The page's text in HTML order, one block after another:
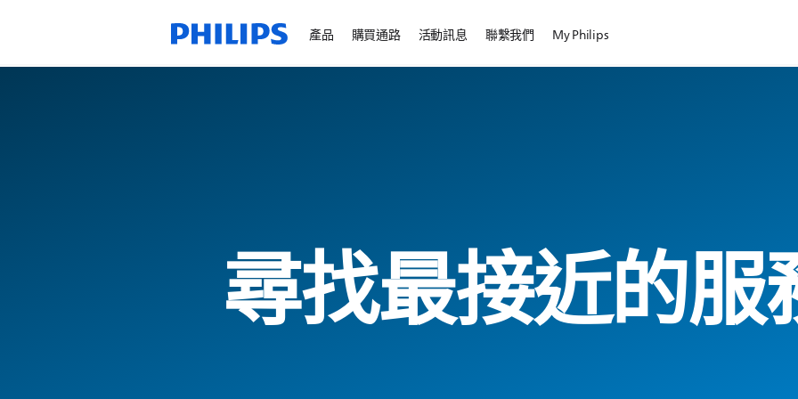
產品 購買通路 活動訊息 聯繫我們 My Philips
尋找最接近的